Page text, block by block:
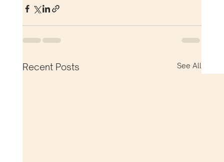
Recent Posts See All